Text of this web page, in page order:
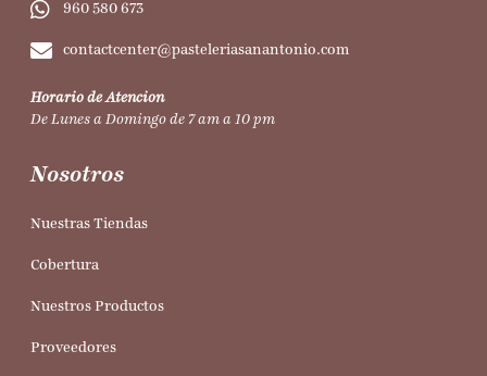
960 580 673
contactcenter@pasteleriasanantonio.com
Horario de Atencion
De Lunes a Domingo de 7 am a 10 pm
Nosotros
Nuestras Tiendas
Cobertura
Nuestros Productos
Proveedores